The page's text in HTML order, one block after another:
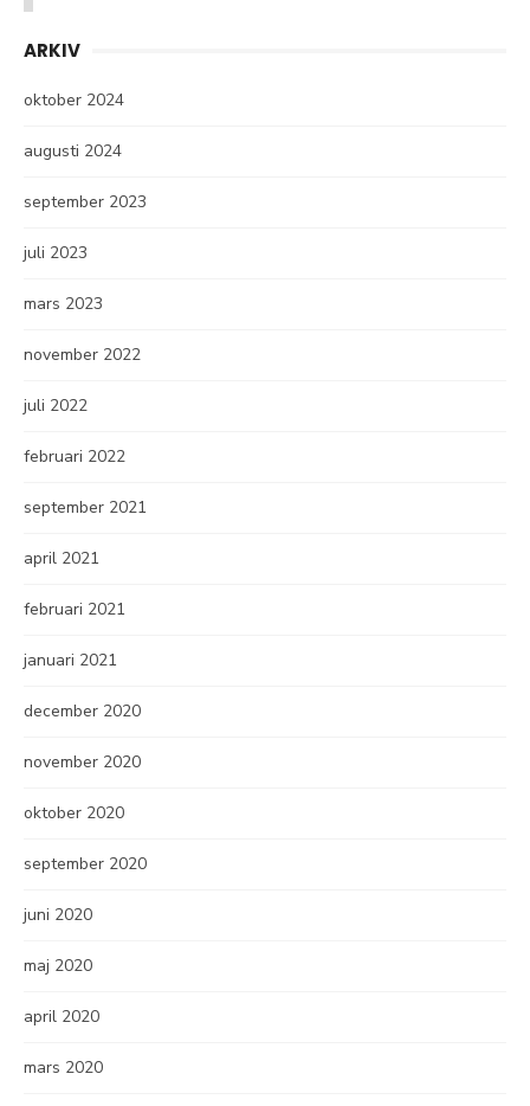
ARKIV
oktober 2024
augusti 2024
september 2023
juli 2023
mars 2023
november 2022
juli 2022
februari 2022
september 2021
april 2021
februari 2021
januari 2021
december 2020
november 2020
oktober 2020
september 2020
juni 2020
maj 2020
april 2020
mars 2020